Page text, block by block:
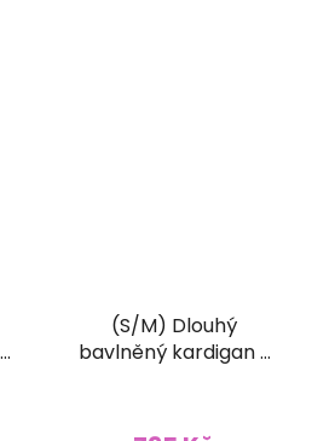
(S/M) Dlouhý
bavlněný kardigan s